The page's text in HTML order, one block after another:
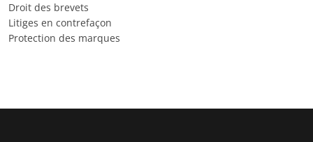
Droit des brevets
Litiges en contrefaçon
Protection des marques